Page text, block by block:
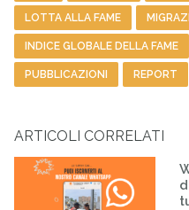
LOTTA ALLA FAME
INDICE GLOBALE DELLA FAME
PUBBLICAZIONI REPORT
ARTICOLI CORRELATI